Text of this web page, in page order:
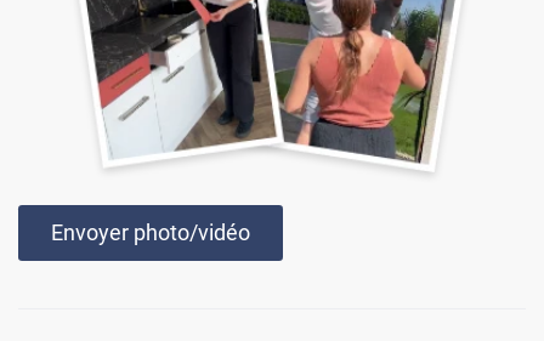
Envoyer photo/vidéo